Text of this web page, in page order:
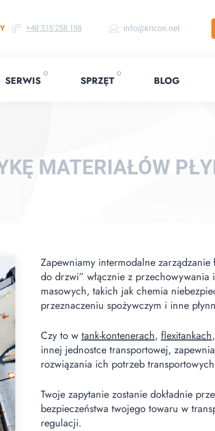
+48 515 258 198 info@kricon.net
SERWIS SPRZĘT BLOG
MATERIAŁÓW
Zapewniamy intermodalne
do drzwi” włącznie z przechowywania
masowych, takich jak chemia
przeznaczeniu spożywczym i inne
Czy to wtank-kontenerach,flexitankach
innej jednostce transportowej,
rozwiązania ich potrzeb
Twoje zapytanie zostanie dokładnie
bezpieczeństwa twojego towaru w
regulacji.